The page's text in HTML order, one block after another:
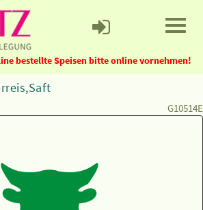
bestellte Speisen bitte online vornehmen!
G10514E